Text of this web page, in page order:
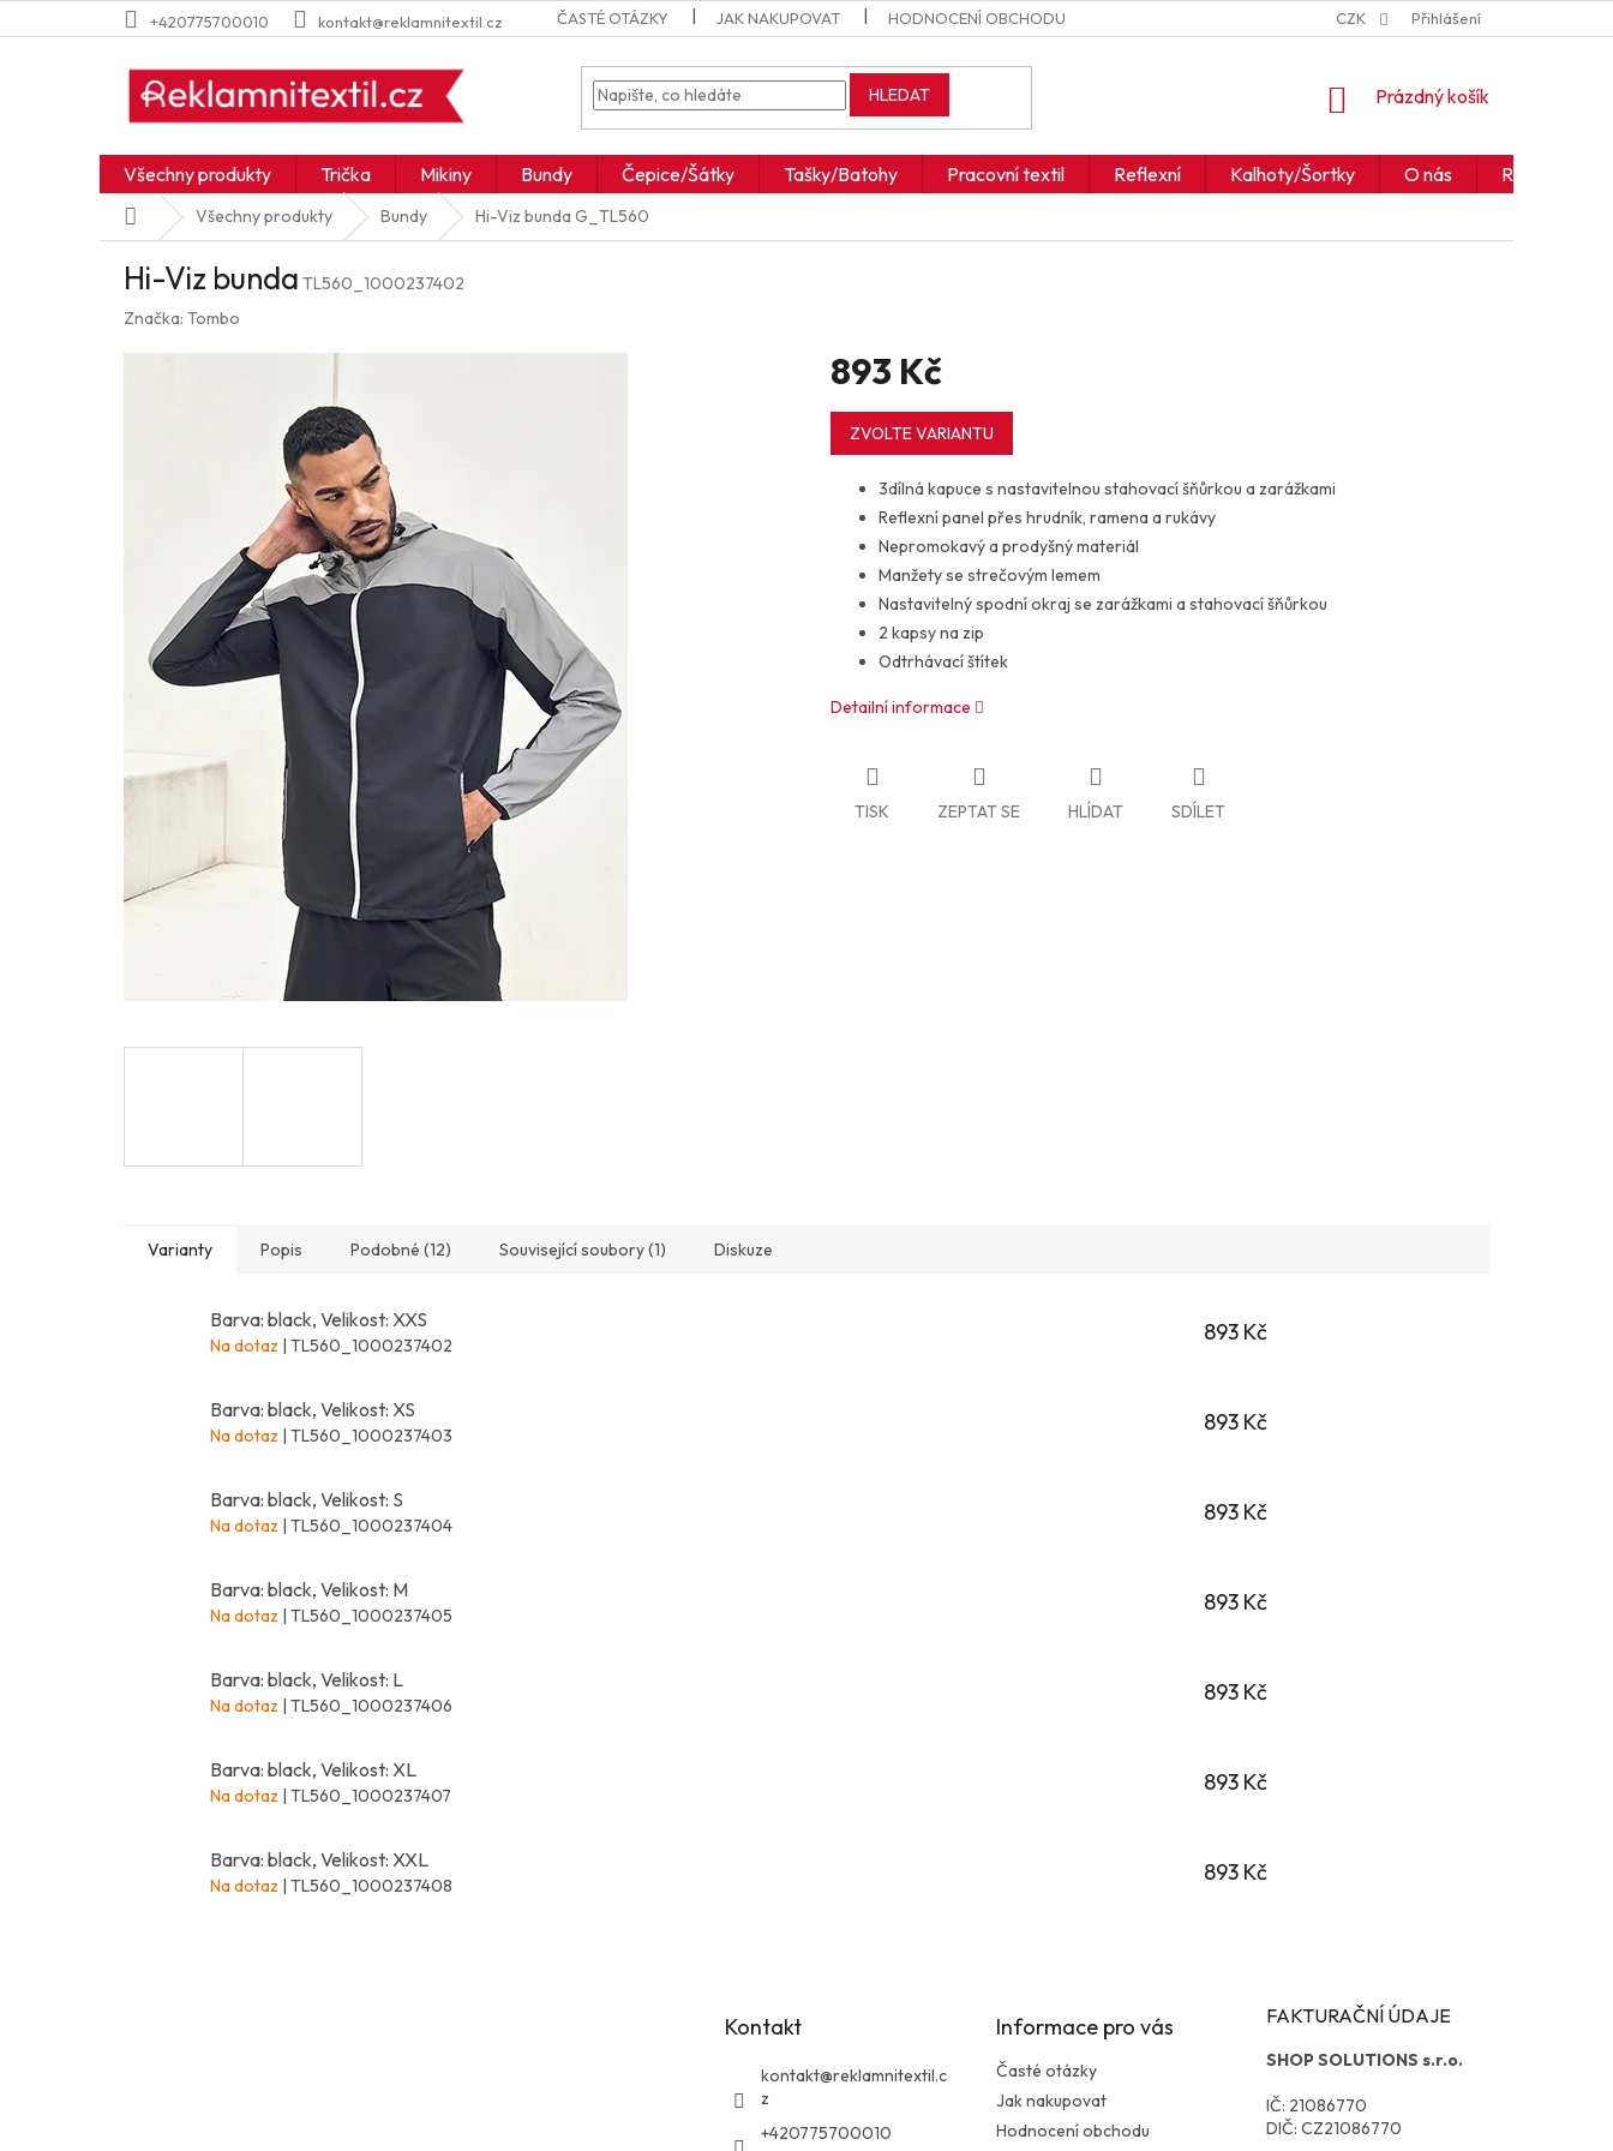
na
+420775700010 kontakt@reklamnitextil.cz ČASTÉ OTÁZKY JAK NAKUPOVAT HODNOCENÍ OBCHODU JAK ČÍST IKONY A SYMBOLY OBCHODNÍ
CZK Přihlášení
HLEDAT
NÁKUPNÍ
Prázdný košík
Všechny produkty Trička Mikiny Bundy Čepice/Šátky Tašky/Batohy Pracovní textil Reflexní Kalhoty/Šortky O nás Realizace
Domů Všechny produkty Bundy Hi-Viz bunda G_TL560
Hi-Viz bunda TL560_1000237402
Značka: Tombo
893 Kč
Měrná
cena:
ZVOLTE VARIANTU
3dílná kapuce s nastavitelnou stahovací šňůrkou a zarážkami
Reflexní panel přes hrudník, ramena a rukávy
Nepromokavý a prodyšný materiál
Manžety se strečovým lemem
Nastavitelný spodní okraj se zarážkami a stahovací šňůrkou
2 kapsy na zip
Odtrhávací štítek
Detailní informace
TISK ZEPTAT SE HLÍDAT SDÍLET
Varianty Popis Podobné (12) Související soubory (1) Diskuze
Barva: black, Velikost: XXS
Na dotaz | TL560_1000237402
893 Kč
Barva: black, Velikost: XS
Na dotaz | TL560_1000237403
893 Kč
Barva: black, Velikost: S
Na dotaz | TL560_1000237404
893 Kč
Barva: black, Velikost: M
Na dotaz | TL560_1000237405
893 Kč
Barva: black, Velikost: L
Na dotaz | TL560_1000237406
893 Kč
Barva: black, Velikost: XL
Na dotaz | TL560_1000237407
893 Kč
Barva: black, Velikost: XXL
Na dotaz | TL560_1000237408
893 Kč
Kontakt
kontakt@reklamnitextil.c
z
+420775700010
Informace pro vás
Časté otázky
Jak nakupovat
Hodnocení obchodu
FAKTURAČNÍ ÚDAJE
SHOP SOLUTIONS s.r.o.
IČ: 21086770
DIČ: CZ21086770